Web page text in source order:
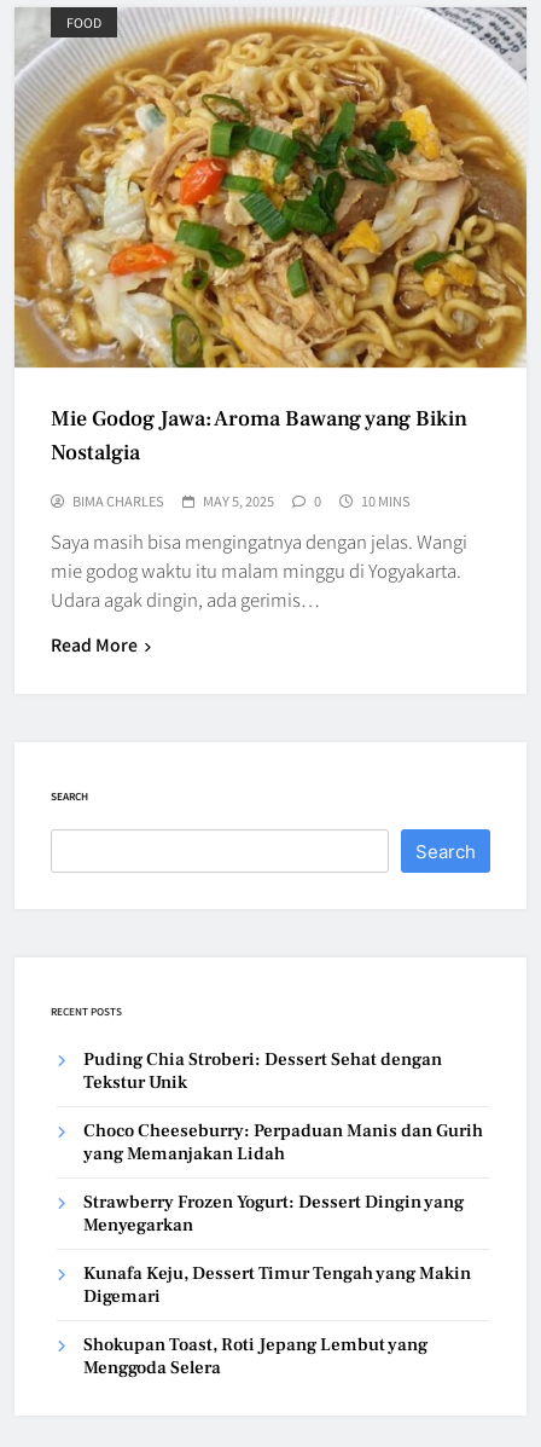
FOOD
Mie Godog Jawa: Aroma Bawang yang Bikin
Nostalgia
BIMA CHARLES MAY 5, 2025 0 10 MINS
Saya masih bisa mengingatnya dengan jelas. Wangi
mie godog waktu itu malam minggu di Yogyakarta.
Udara agak dingin, ada gerimis…
Read More
SEARCH
Search
RECENT POSTS
Puding Chia Stroberi: Dessert Sehat dengan
Tekstur Unik
Choco Cheeseburry: Perpaduan Manis dan Gurih
yang Memanjakan Lidah
Strawberry Frozen Yogurt: Dessert Dingin yang
Menyegarkan
Kunafa Keju, Dessert Timur Tengah yang Makin
Digemari
Shokupan Toast, Roti Jepang Lembut yang
Menggoda Selera